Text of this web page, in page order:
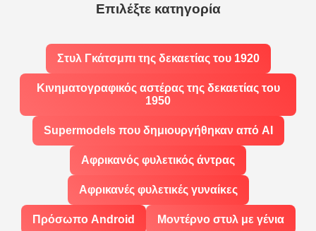
Επιλέξτε κατηγορία
Στυλ Γκάτσμπι της δεκαετίας του 1920
Κινηματογραφικός αστέρας της δεκαετίας του
1950
Supermodels που δημιουργήθηκαν από AI
Αφρικανός φυλετικός άντρας
Αφρικανές φυλετικές γυναίκες
Πρόσωπο Android Μοντέρνο στυλ με γένια